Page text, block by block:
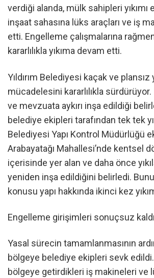
verdiği alanda, mülk sahipleri
inşaat sahasına lüks araçları ve iş
etti. Engelleme çalışmalarına
kararlılıkla yıkıma devam etti.
Yıldırım Belediyesi kaçak ve plansız
mücadelesini kararlılıkla
ve mevzuata aykırı inşa edildiği
belediye ekipleri tarafından tek tek
Belediyesi Yapı Kontrol Müdürlüğü
Arabayatağı Mahallesi’nde kentsel
içerisinde yer alan ve daha önce
yeniden inşa edildiğini belirledi.
konusu yapı hakkında ikinci kez
Engelleme girişimleri sonuçsuz kaldı
Yasal sürecin tamamlanmasının
bölgeye belediye ekipleri sevk edildi.
bölgeye getirdikleri iş makineleri ve